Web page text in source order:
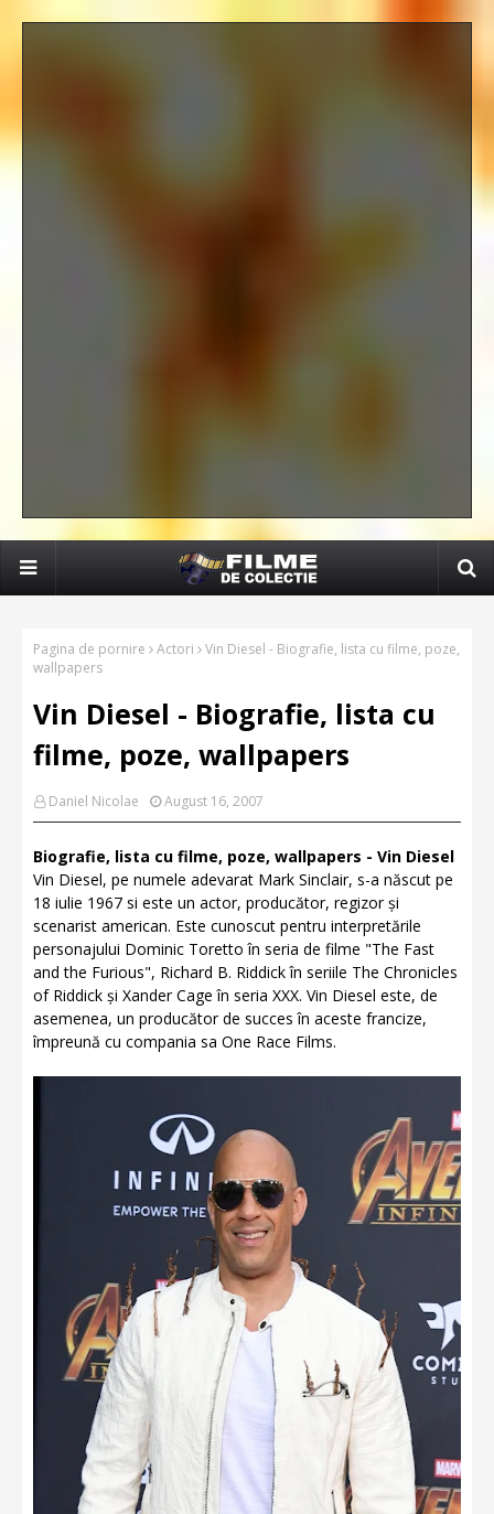
Pagina de pornire Actori
Vin Diesel - Biografie, lista cu filme, poze,
wallpapers
Vin Diesel - Biografie, lista cu
filme, poze, wallpapers
Daniel Nicolae August 16, 2007
Biografie, lista cu filme, poze, wallpapers - Vin Diesel
Vin Diesel, pe numele adevarat Mark Sinclair, s-a născut pe
18 iulie 1967 si este un actor, producător, regizor și
scenarist american. Este cunoscut pentru interpretările
personajului Dominic Toretto în seria de filme "The Fast
and the Furious", Richard B. Riddick în seriile The Chronicles
of Riddick și Xander Cage în seria XXX. Vin Diesel este, de
asemenea, un producător de succes în aceste francize,
împreună cu compania sa One Race Films.